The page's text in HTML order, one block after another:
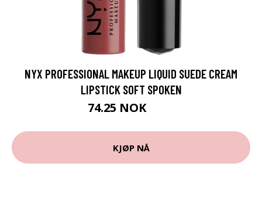
NYX PROFESSIONAL MAKEUP LIQUID SUEDE CREAM
LIPSTICK SOFT SPOKEN
74.25 NOK
KJØP NÅ